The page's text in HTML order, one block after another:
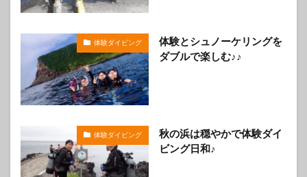
体験ダイビング
体験とシュノーケリングを
ダブルで楽しむ♪♪
体験ダイビング
秋の浜は穏やかで体験ダイ
ビング日和♪